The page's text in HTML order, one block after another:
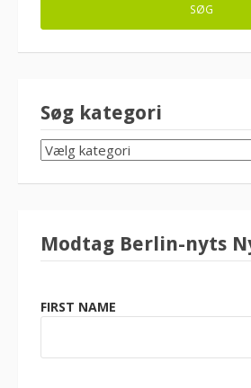
Søg kategori
SØG
KATEGORI
Modtag Berlin-nyts
FIRST NAME